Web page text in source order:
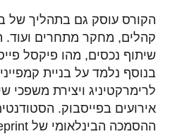
הקורס עוסק גם בתהליך של
קהלים, מחקר מתחרים ועוד.
שיתוף נכסים, מהו פיקסל
בנוסף נלמד על בניית
לרימרקטיניג ויצירת משפכי
אירועים בפייסבוק.
ההסמכה הבינלאומי של Facebook Blueprint.